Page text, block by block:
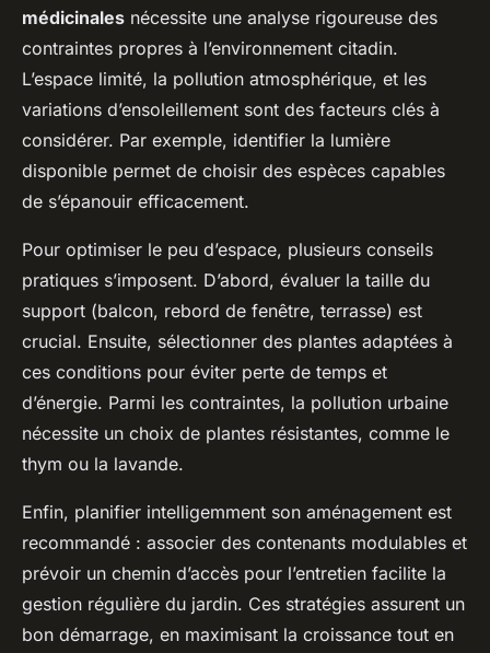
médicinales nécessite une analyse rigoureuse des
contraintes propres à l’environnement citadin.
L’espace limité, la pollution atmosphérique, et les
variations d’ensoleillement sont des facteurs clés à
considérer. Par exemple, identifier la lumière
disponible permet de choisir des espèces capables
de s’épanouir efficacement.
Pour optimiser le peu d’espace, plusieurs conseils
pratiques s’imposent. D’abord, évaluer la taille du
support (balcon, rebord de fenêtre, terrasse) est
crucial. Ensuite, sélectionner des plantes adaptées à
ces conditions pour éviter perte de temps et
d’énergie. Parmi les contraintes, la pollution urbaine
nécessite un choix de plantes résistantes, comme le
thym ou la lavande.
Enfin, planifier intelligemment son aménagement est
recommandé : associer des contenants modulables et
prévoir un chemin d’accès pour l’entretien facilite la
gestion régulière du jardin. Ces stratégies assurent un
bon démarrage, en maximisant la croissance tout en